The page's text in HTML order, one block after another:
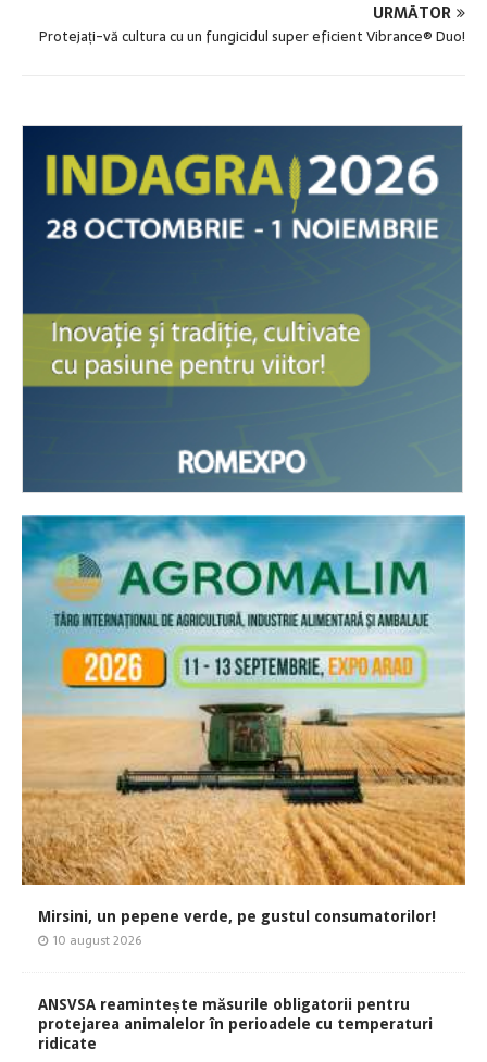
URMĂTOR
Protejați-vă cultura cu un fungicidul super eficient Vibrance® Duo!
Mirsini, un pepene verde, pe gustul consumatorilor!
10 august 2026
ANSVSA reamintește măsurile obligatorii pentru
protejarea animalelor în perioadele cu temperaturi
ridicate